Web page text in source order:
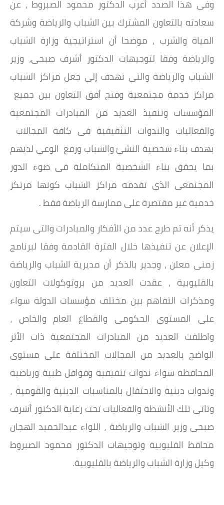
وفى هذا الصدد أعرب الدكتور محمود الصبروط ، عن
سعادته بالتعاون المشترك بين الشباب والرياضة وشركة
المياة والشرب ، موضحا أن استراتيجية وزارة الشباب
والرياضة وفقا لتوجيهات الدكتور أشرف صبحى، وزير
الشباب والرياضة والتى تهدف إلى جعل مراكز الشباب
مراكز خدمة مجتمعية وفتح أفق التعاون بين جميع
المؤسسات وتنفيذ العديد من المبادرات المجتمعية
والفعاليات والندوات التثقيفية فى كافة المجالات
بهدف بناء شخصية النشئ والشباب ورفع الوعى لديهم
بما يحقق بناء الشخصية المتكاملة فى ضوء الدور
المجتمعى الذى تقدمه مراكز الشباب كونها مرتكز
خدمية غير مقتصرة على ممارسة الرياضة فقط .
يذكر أنه تم طرح عدد من الأفكار والمبادرات والتى سيتم
الإعلان عن تنفيذها خلال الفترة القادمة وفقا لبرنامج
زمنى معلن ، وجدير بالذكر أن مديرية الشباب والرياضة
بالقليوبية ، عقدت العديد من بروتوكولات التعاون
ومذكرات التفاهم بين مختلف مؤسسات الدولة سواء
على المستوى الحكومى والقطاع العام والخاص ،
واطلقت العديد من المبادرات المجتمعية ذات الأثر
الواضح بالعديد من المجالات المختلفة على مستوى
المحافظة سواء ندوات تثقيفية وقوافل طبية ورياضية
وندوات دينية والاحتفال بالمناسبات الدينية والقومية ،
وتاتى تلك الأنشطة والفعاليات تحت رعاية الدكتور أشرف
صبحى وزير الشباب والرياضة ، اللواء عبدالحميد الهجان
محافظ القليوبية وتوجيهات الدكتور محمود الصبروط
وكيل وزارة الشباب والرياضة بالقليوبية.